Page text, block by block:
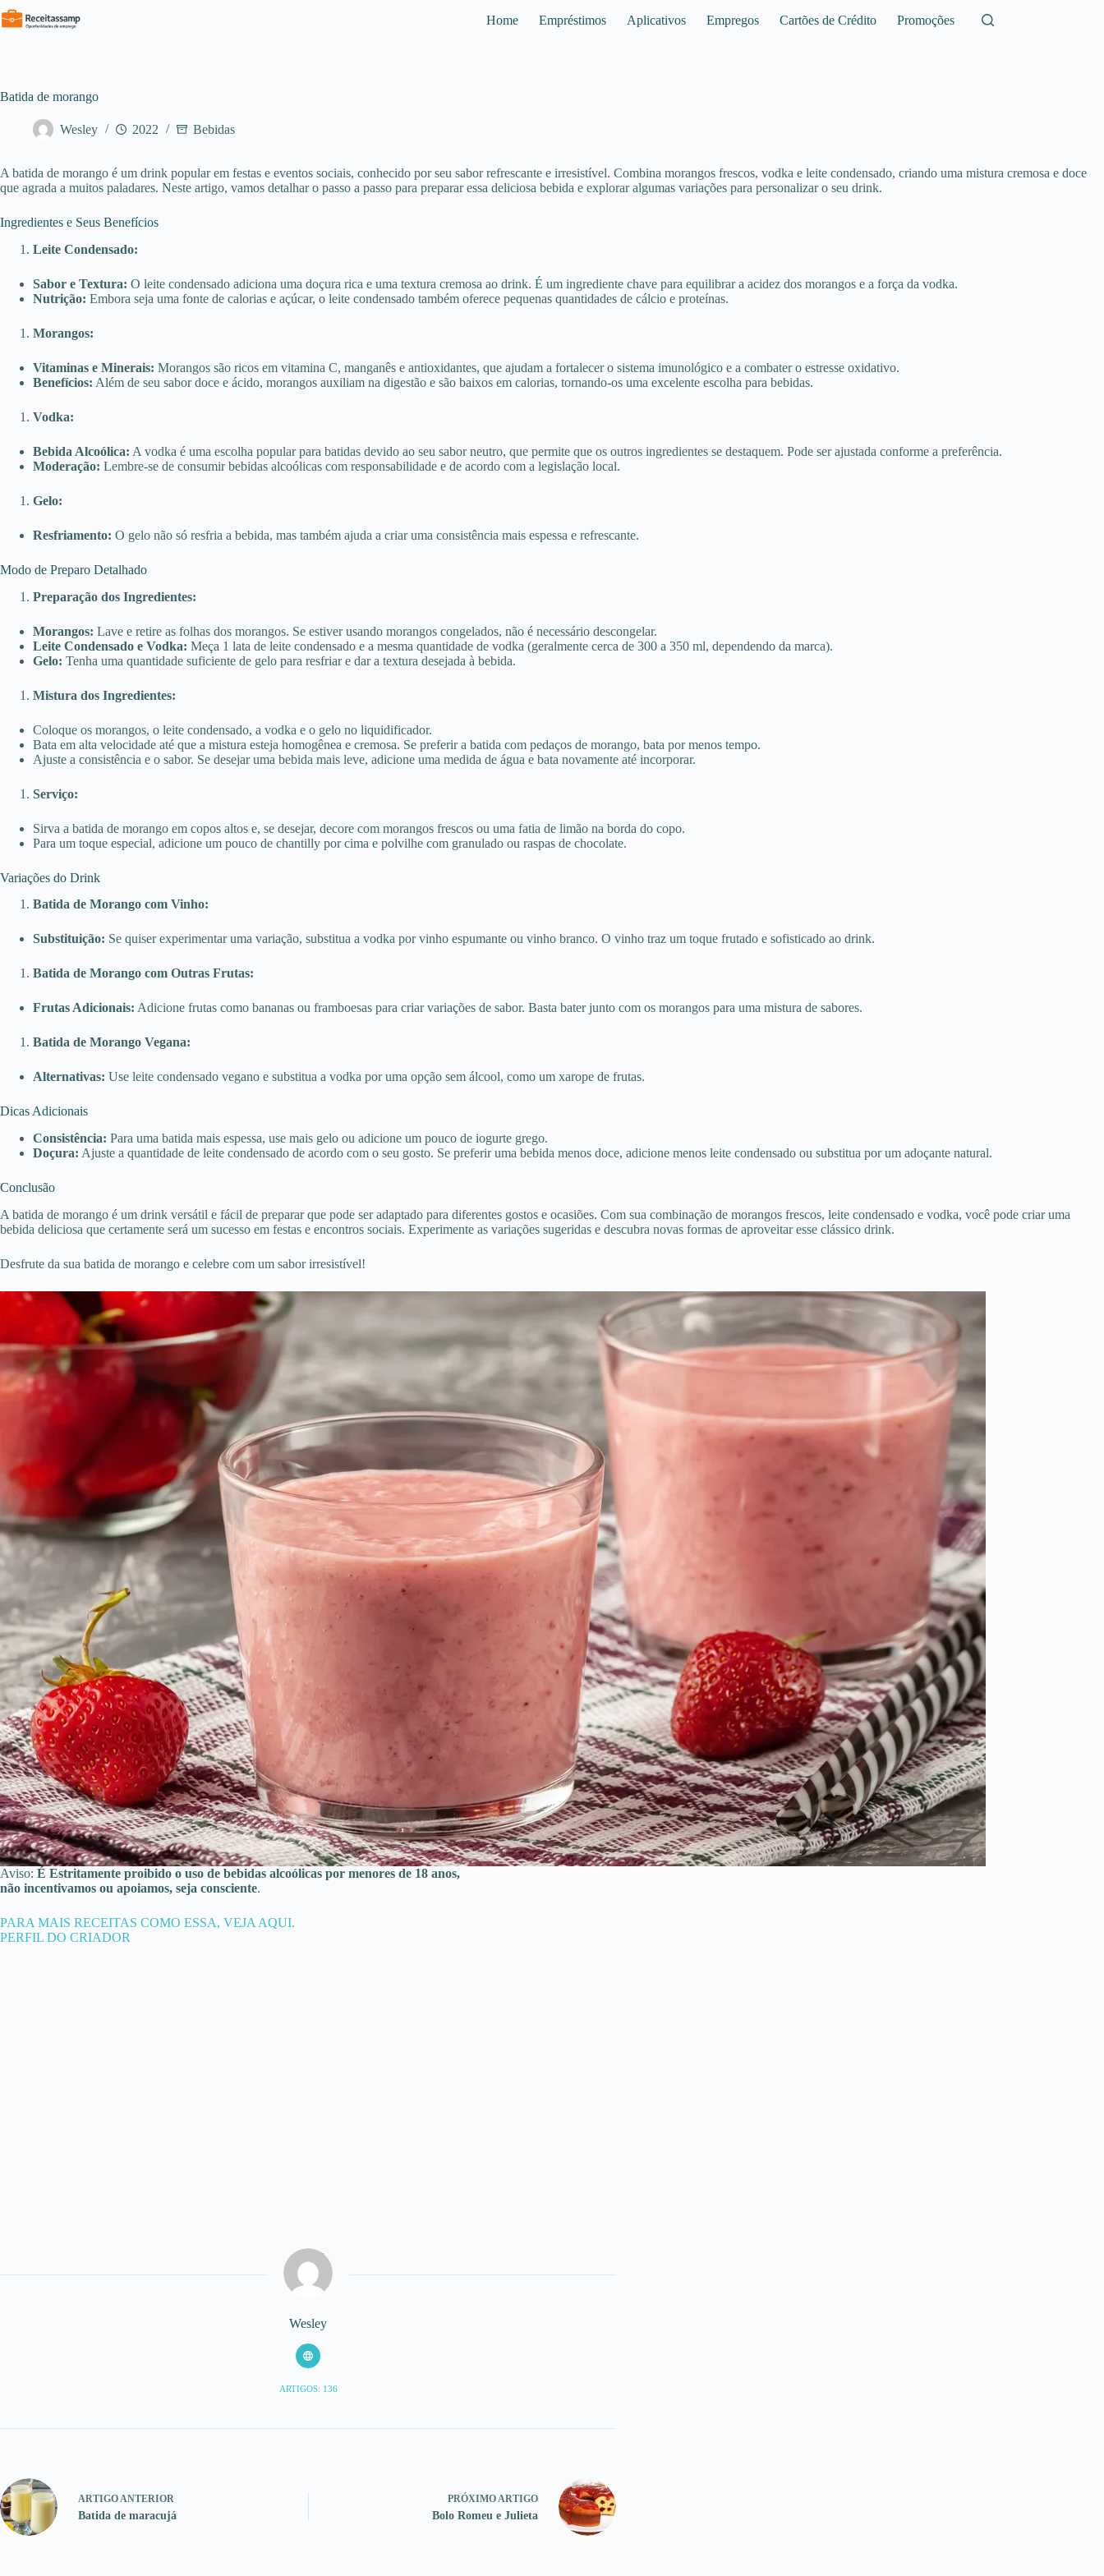
Pular
para
Home Empréstimos Aplicativos Empregos Cartões de Crédito Promoções
Batida de morango
Wesley 2022 Bebidas
A batida de morango é um drink popular em festas e eventos sociais, conhecido por seu sabor refrescante e irresistível. Combina morangos frescos, vodka e leite condensado, criando uma mistura cremosa e doce
que agrada a muitos paladares. Neste artigo, vamos detalhar o passo a passo para preparar essa deliciosa bebida e explorar algumas variações para personalizar o seu drink.
Ingredientes e Seus Benefícios
Leite Condensado:
Sabor e Textura: O leite condensado adiciona uma doçura rica e uma textura cremosa ao drink. É um ingrediente chave para equilibrar a acidez dos morangos e a força da vodka.
Nutrição: Embora seja uma fonte de calorias e açúcar, o leite condensado também oferece pequenas quantidades de cálcio e proteínas.
Morangos:
Vitaminas e Minerais: Morangos são ricos em vitamina C, manganês e antioxidantes, que ajudam a fortalecer o sistema imunológico e a combater o estresse oxidativo.
Benefícios: Além de seu sabor doce e ácido, morangos auxiliam na digestão e são baixos em calorias, tornando-os uma excelente escolha para bebidas.
Vodka:
Bebida Alcoólica: A vodka é uma escolha popular para batidas devido ao seu sabor neutro, que permite que os outros ingredientes se destaquem. Pode ser ajustada conforme a preferência.
Moderação: Lembre-se de consumir bebidas alcoólicas com responsabilidade e de acordo com a legislação local.
Gelo:
Resfriamento: O gelo não só resfria a bebida, mas também ajuda a criar uma consistência mais espessa e refrescante.
Modo de Preparo Detalhado
Preparação dos Ingredientes:
Morangos: Lave e retire as folhas dos morangos. Se estiver usando morangos congelados, não é necessário descongelar.
Leite Condensado e Vodka: Meça 1 lata de leite condensado e a mesma quantidade de vodka (geralmente cerca de 300 a 350 ml, dependendo da marca).
Gelo: Tenha uma quantidade suficiente de gelo para resfriar e dar a textura desejada à bebida.
Mistura dos Ingredientes:
Coloque os morangos, o leite condensado, a vodka e o gelo no liquidificador.
Bata em alta velocidade até que a mistura esteja homogênea e cremosa. Se preferir a batida com pedaços de morango, bata por menos tempo.
Ajuste a consistência e o sabor. Se desejar uma bebida mais leve, adicione uma medida de água e bata novamente até incorporar.
Serviço:
Sirva a batida de morango em copos altos e, se desejar, decore com morangos frescos ou uma fatia de limão na borda do copo.
Para um toque especial, adicione um pouco de chantilly por cima e polvilhe com granulado ou raspas de chocolate.
Variações do Drink
Batida de Morango com Vinho:
Substituição: Se quiser experimentar uma variação, substitua a vodka por vinho espumante ou vinho branco. O vinho traz um toque frutado e sofisticado ao drink.
Batida de Morango com Outras Frutas:
Frutas Adicionais: Adicione frutas como bananas ou framboesas para criar variações de sabor. Basta bater junto com os morangos para uma mistura de sabores.
Batida de Morango Vegana:
Alternativas: Use leite condensado vegano e substitua a vodka por uma opção sem álcool, como um xarope de frutas.
Dicas Adicionais
Consistência: Para uma batida mais espessa, use mais gelo ou adicione um pouco de iogurte grego.
Doçura: Ajuste a quantidade de leite condensado de acordo com o seu gosto. Se preferir uma bebida menos doce, adicione menos leite condensado ou substitua por um adoçante natural.
Conclusão
A batida de morango é um drink versátil e fácil de preparar que pode ser adaptado para diferentes gostos e ocasiões. Com sua combinação de morangos frescos, leite condensado e vodka, você pode criar uma
bebida deliciosa que certamente será um sucesso em festas e encontros sociais. Experimente as variações sugeridas e descubra novas formas de aproveitar esse clássico drink.
Desfrute da sua batida de morango e celebre com um sabor irresistível!
Aviso: É Estritamente proibido o uso de bebidas alcoólicas por menores de 18 anos,
não incentivamos ou apoiamos, seja consciente.
PARA MAIS RECEITAS COMO ESSA, VEJA AQUI.
PERFIL DO CRIADOR
Wesley
ARTIGOS: 136
ARTIGOANTERIOR
Batida de maracujá
PRÓXIMOARTIGO
Bolo Romeu e Julieta